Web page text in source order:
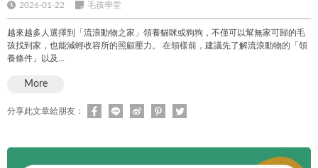
2026-01-22 毛孩學堂
越來越多人選擇到「流浪動物之家」領養貓咪或狗狗，不僅可以幫無家可歸的毛
孩找到家，也能減輕收容所的照顧壓力。 在領樣前，建議先了解流浪動物的「領
養條件」以及...
More
分享此文章給朋友：